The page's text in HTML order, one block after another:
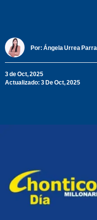
Por: Ángela Urrea Parra
3 de Oct, 2025
Actualizado: 3 De Oct, 2025